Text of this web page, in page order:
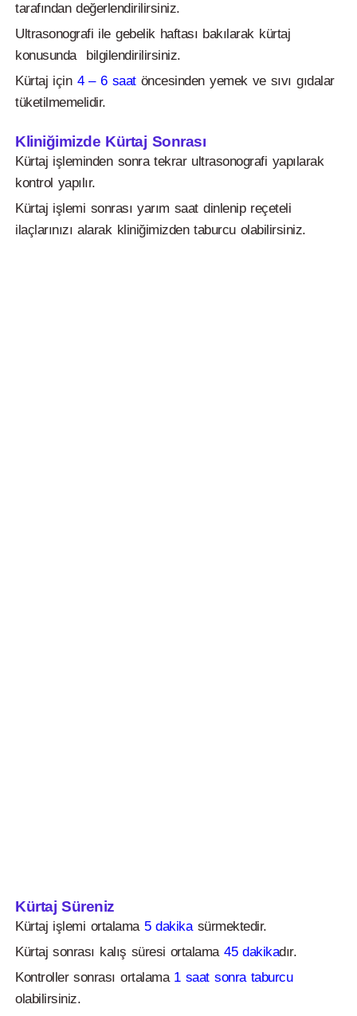
tarafından değerlendirilirsiniz.
Ultrasonografi ile gebelik haftası bakılarak kürtaj
konusunda bilgilendirilirsiniz.
Kürtaj için 4 – 6 saatöncesinden yemek ve sıvı gıdalar
tüketilmemelidir.
Kliniğimizde Kürtaj Sonrası
Kürtaj işleminden sonra tekrar ultrasonografi yapılarak
kontrol yapılır.
Kürtaj işlemi sonrası yarım saat dinlenip reçeteli
ilaçlarınızı alarak kliniğimizden taburcu olabilirsiniz.
Kürtaj Süreniz
Kürtaj işlemi ortalama 5 dakikasürmektedir.
Kürtaj sonrası kalış süresi ortalama45 dakikadır.
Kontroller sonrası ortalama 1 saat sonra taburcu
olabilirsiniz.